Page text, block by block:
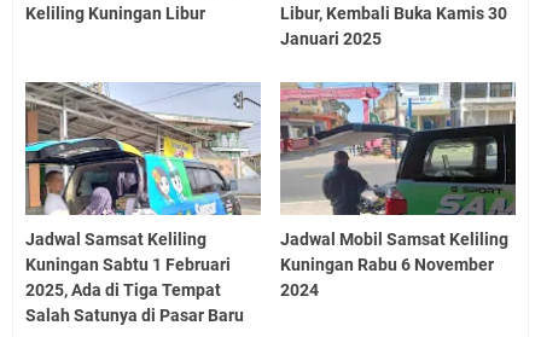
Keliling Kuningan Libur
Libur, Kembali Buka Kamis 30
Januari 2025
Jadwal Samsat Keliling
Kuningan Sabtu 1 Februari
2025, Ada di Tiga Tempat
Salah Satunya di Pasar Baru
Jadwal Mobil Samsat Keliling
Kuningan Rabu 6 November
2024